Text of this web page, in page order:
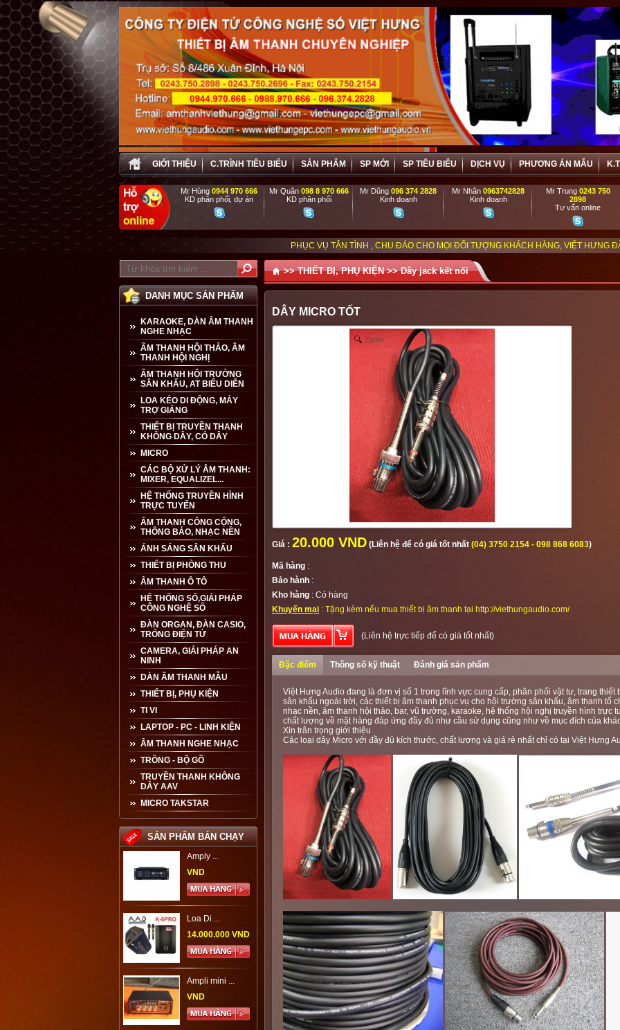
GIỚI THIỆU C.TRÌNH TIÊU BIỂU SẢN PHẨM SP MỚI SP TIÊU BIỂU DỊCH VỤ PHƯƠNG ÁN MẪU
Mr Hùng0944 970 666
KD phân phối, dự án
Mr Quân 098 8 970 666
KD phân phối
Mr Dũng096 374 2828
Kinh doanh
Mr Nhân0963742828
Kinh doanh
Mr Trung 0243 750
2898
Tư vấn online
PHỤC VỤ TẬN TÌNH , CHU ĐÁO CHO MỌI ĐỐI TƯỢNG KHÁCH HÀNG, VIỆT HƯNG ĐẶC BIỆT ƯU
DANH MỤC SẢN PHẨM
KARAOKE, DÀN ÂM THANH
NGHE NHẠC
ÂM THANH HỘI THẢO, ÂM
THANH HỘI NGHỊ
ÂM THANH HỘI TRƯỜNG
SÂN KHẤU, AT BIỂU DIỄN
LOA KÉO DI ĐỘNG, MÁY
TRỢ GIẢNG
THIẾT BỊ TRUYỀN THANH
KHÔNG DÂY, CÓ DÂY
MICRO
CÁC BỘ XỬ LÝ ÂM THANH:
MIXER, EQUALIZEL...
HỆ THỐNG TRUYỀN HÌNH
TRỰC TUYẾN
ÂM THANH CÔNG CỘNG,
THÔNG BÁO, NHẠC NỀN
ÁNH SÁNG SÂN KHẤU
THIẾT BỊ PHÒNG THU
ÂM THANH Ô TÔ
HỆ THỐNG SỐ,GIẢI PHÁP
CÔNG NGHỆ SỐ
ĐÀN ORGAN, ĐÀN CASIO,
TRỐNG ĐIỆN TỬ
CAMERA, GIẢI PHÁP AN
NINH
DÀN ÂM THANH MẪU
THIẾT BỊ, PHỤ KIỆN
TI VI
LAPTOP - PC - LINH KIỆN
ÂM THANH NGHE NHẠC
TRỒNG - BỘ GÕ
TRUYỀN THANH KHÔNG
DÂY AAV
MICRO TAKSTAR
SẢN PHẨM BÁN CHẠY
Amply ...
VND
Loa Di ...
14.000.000 VND
Ampli mini ...
VND
>>THIẾT BỊ, PHỤ KIỆN>>Dây jack kết nối
DÂY MICRO TỐT
Zoom
Giá : 20.000 VND (Liên hệ để có giá tốt nhất (04) 3750 2154 - 098 868 6083)
Mã hàng :
Bảo hành :
Kho hàng : Có hàng
Khuyến mại : Tặng kèm nếu mua thiết bị âm thanh tại http://viethungaudio.com/
(Liên hệ trực tiếp để có giá tốt nhất)
Đặc điểm Thông số kỹ thuật Đánh giá sản phẩm
Việt Hưng Audio đang là đơn vị số 1 trong lĩnh vực cung cấp, phân phối vật tư, trang thiết
sân khấu ngoài trời, các thiết bị âm thanh phục vụ cho hội trường sân khấu, âm thanh tổ
nhạc nền, âm thanh hội thảo, bar, vũ trường, karaoke, hệ thống hội nghị truyền hình
chất lượng về mặt hàng đáp ứng đầy đủ như cầu sử dụng cũng như về mục đích của
Xin trân trọng giới thiệu
Các loại dây Micro với đầy đủ kích thước, chất lượng và giá rẻ nhất chỉ có tại Việt Hưng